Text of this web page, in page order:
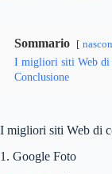
Sommario
I migliori siti Web di
Conclusione
I migliori siti Web di
1. Google Foto